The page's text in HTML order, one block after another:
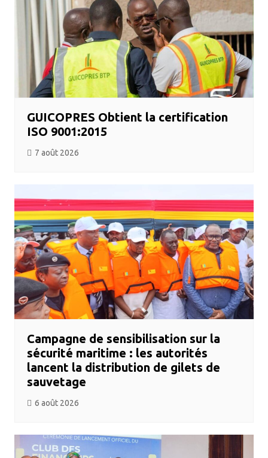
GUICOPRES Obtient la certification
ISO 9001:2015
7 août 2026
Campagne de sensibilisation sur la
sécurité maritime : les autorités
lancent la distribution de gilets de
sauvetage
6 août 2026